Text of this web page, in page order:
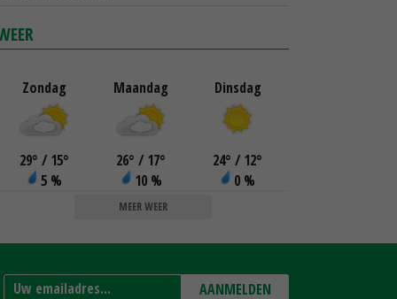
Zondag
29° / 15°
5 %
Maandag
26° / 17°
10 %
Dinsdag
24° / 12°
0 %
MEER WEER
AANMELDEN